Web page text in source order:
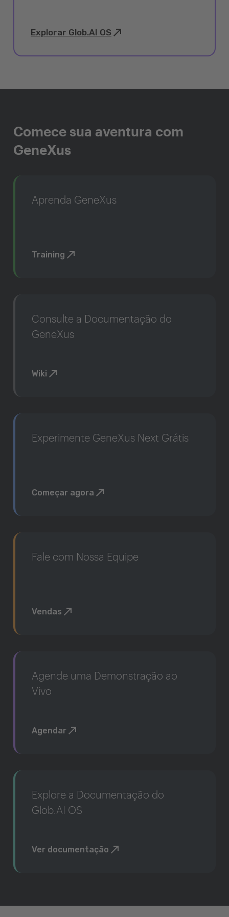
Explorar Glob.AI OS
Comece sua aventura com
GeneXus
Aprenda GeneXus
Training
Consulte a Documentação do
GeneXus
Wiki
Experimente GeneXus Next Grátis
Começar agora
Fale com Nossa Equipe
Vendas
Agende uma Demonstração ao
Vivo
Agendar
Explore a Documentação do
Glob.AI OS
Ver documentação